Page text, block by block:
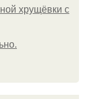
хрущёвки с